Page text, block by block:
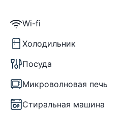
Wi-fi
Холодильник
Посуда
Микроволновая печь
Стиральная машина